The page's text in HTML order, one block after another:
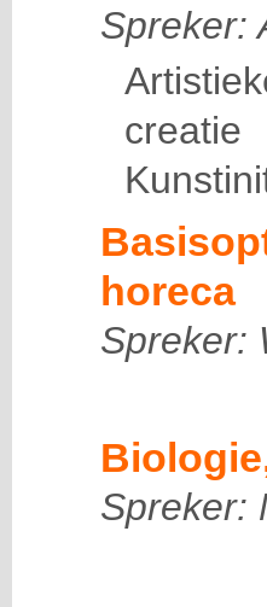
Spreker:
horeca
Spreker:
Spreker: